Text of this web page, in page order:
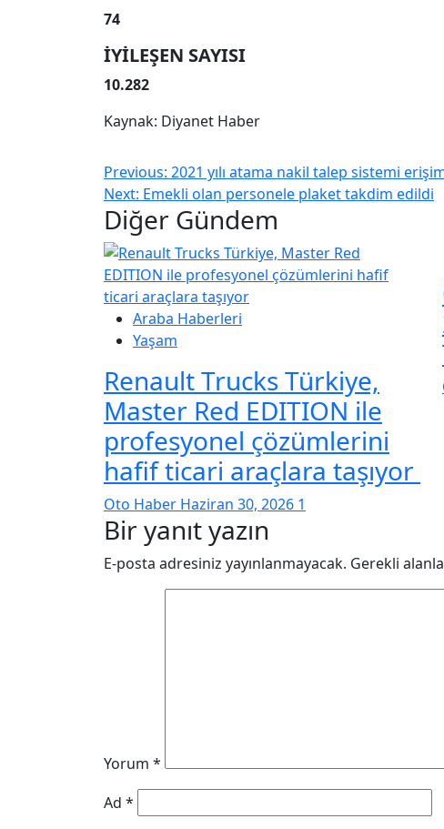
74
İYİLEŞEN SAYISI
10.282
Kaynak: Diyanet Haber
Previous: 2021 yılı atama nakil talep sistemi
Next: Emekli olan personele plaket takdim edildi
Diğer Gündem
Araba Haberleri
Yaşam
Renault Trucks Türkiye,
Master Red EDITION ile
profesyonel çözümlerini
hafif ticari araçlara taşıyor
Oto Haber Haziran 30, 2026 1
Bir yanıt yazın
E-posta adresiniz yayınlanmayacak. Gerekli
Yorum *
Ad *